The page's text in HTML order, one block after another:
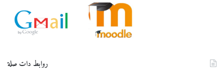
روابط دات صلة